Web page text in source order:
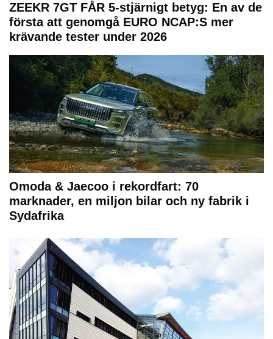
ZEEKR 7GT FÅR 5-stjärnigt betyg: En av de
första att genomgå EURO NCAP:S mer
krävande tester under 2026
Omoda & Jaecoo i rekordfart: 70
marknader, en miljon bilar och ny fabrik i
Sydafrika